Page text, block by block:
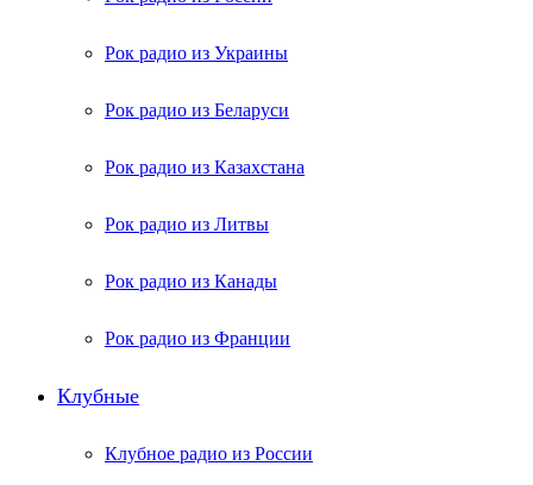
Рок радио из Украины
Рок радио из Беларуси
Рок радио из Казахстана
Рок радио из Литвы
Рок радио из Канады
Рок радио из Франции
Клубные
Клубное радио из России